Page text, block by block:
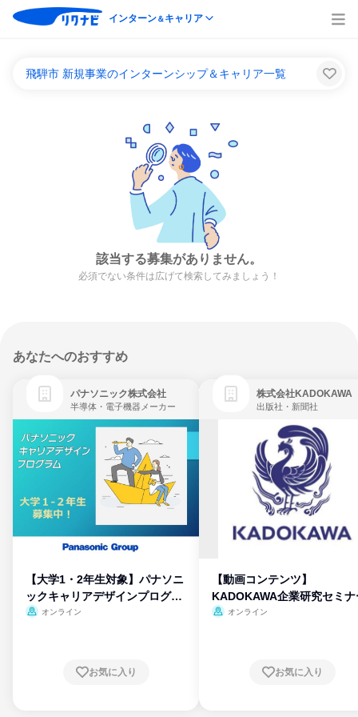
インターン＆キャリア
飛騨市 新規事業のインターンシップ＆キャリア一覧
該当する募集がありません。
必須でない条件は広げて検索してみましょう！
あなたへのおすすめ
パナソニック株式会社
半導体・電子機器メーカー
【大学1・2年生対象】パナソニ
ックキャリアデザインプログラ
ム
オンライン
お気に入り
株式会社KADOKAWA
出版社・新聞社
【動画コンテンツ】
KADOKAWA企業研究セミナ
オンライン
お気に入り